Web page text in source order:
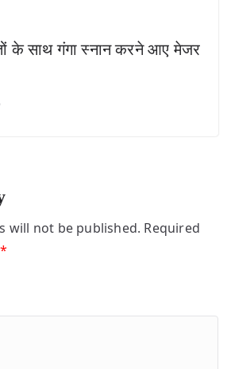
के साथ गंगा स्नान करने आए मेजर
will not be published. Required
*